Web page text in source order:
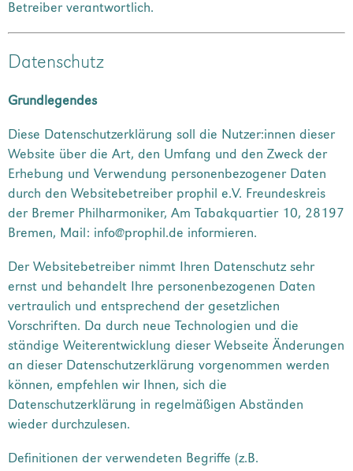
Betreiber verantwortlich.
Datenschutz
Grundlegendes
Diese Datenschutzerklärung soll die Nutzer:innen dieser
Website über die Art, den Umfang und den Zweck der
Erhebung und Verwendung personenbezogener Daten
durch den Websitebetreiber prophil e.V. Freundeskreis
der Bremer Philharmoniker, Am Tabakquartier 10, 28197
Bremen, Mail: info@prophil.de informieren.
Der Websitebetreiber nimmt Ihren Datenschutz sehr
ernst und behandelt Ihre personenbezogenen Daten
vertraulich und entsprechend der gesetzlichen
Vorschriften. Da durch neue Technologien und die
ständige Weiterentwicklung dieser Webseite Änderungen
an dieser Datenschutzerklärung vorgenommen werden
können, empfehlen wir Ihnen, sich die
Datenschutzerklärung in regelmäßigen Abständen
wieder durchzulesen.
Definitionen der verwendeten Begriffe (z.B.